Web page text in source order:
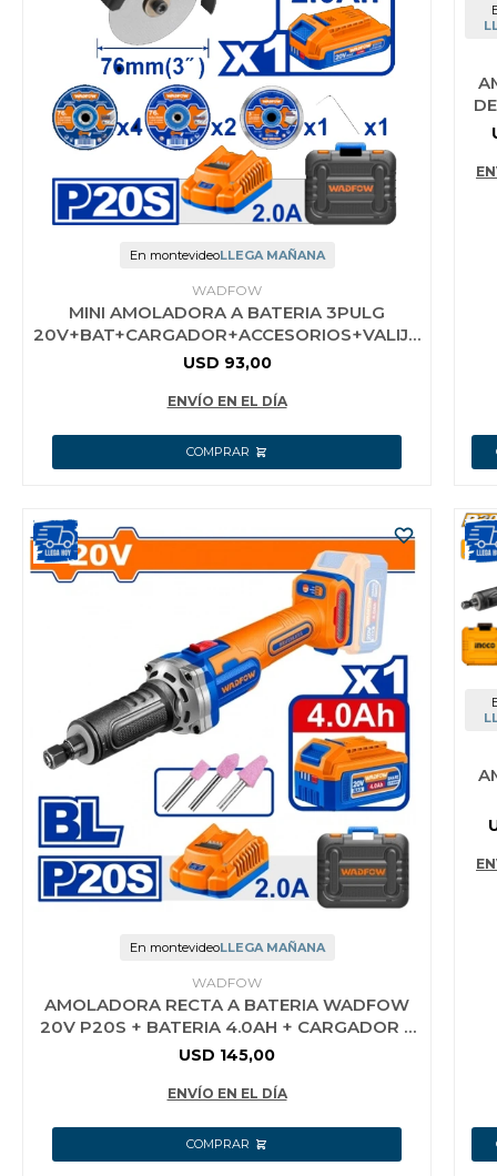
En montevideoLLEGA MAÑANA
WADFOW
MINI AMOLADORA A BATERIA 3PULG
20V+BAT+CARGADOR+ACCESORIOS+VALIJA
WADFOW
USD 93,00
ENVÍO EN EL DÍA
En montevideoLLEGA MAÑANA
WADFOW
AMOLADORA RECTA A BATERIA WADFOW
20V P20S + BATERIA 4.0AH + CARGADOR +
ACCES
USD 145,00
ENVÍO EN EL DÍA